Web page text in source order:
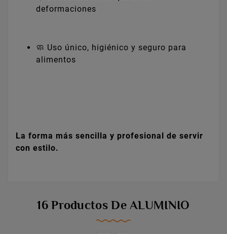
deformaciones
🧼 Uso único, higiénico y seguro para
alimentos
La forma más sencilla y profesional de servir
con estilo.
16 Productos De ALUMINIO